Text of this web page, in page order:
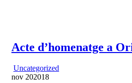
Acte d’homenatge a
Uncategorized
nov 202018